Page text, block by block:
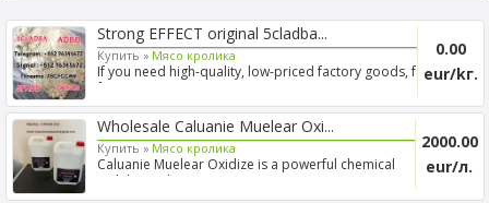
Strong EFFECT original 5cladba...
Купить » Mясо кролика
If you need high-quality, low-priced factory goods, feel
fre...
0.00
eur/kг.
Wholesale Caluanie Muelear Oxi...
Купить » Mясо кролика
Caluanie Muelear Oxidize is a powerful chemical
widely used ...
2000.00
eur/л.